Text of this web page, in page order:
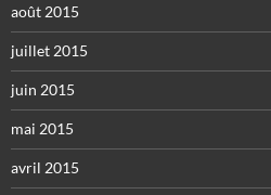
août 2015
juillet 2015
juin 2015
mai 2015
avril 2015